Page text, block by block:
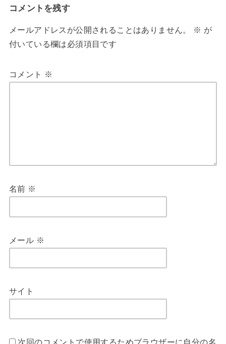
コメントを残す
メールアドレスが公開されることはありません。 ※ が
付いている欄は必須項目です
コメント ※
名前 ※
メール ※
サイト
次回のコメントで使用するためブラウザーに自分の名